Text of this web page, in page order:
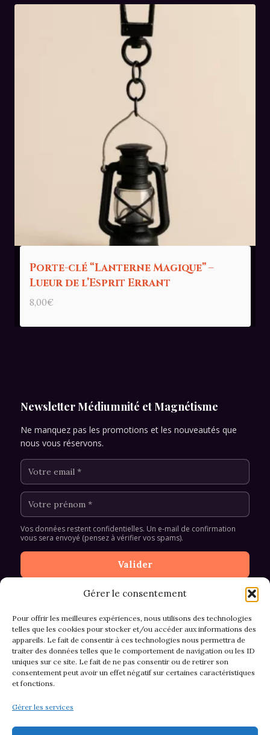
Gérer le consentement
Pour offrir les meilleures expériences, nous utilisons des technologies
telles que les cookies pour stocker et/ou accéder aux informations des
appareils. Le fait de consentir à ces technologies nous permettra de
traiter des données telles que le comportement de navigation ou les ID
uniques sur ce site. Le fait de ne pas consentir ou de retirer son
consentement peut avoir un effet négatif sur certaines caractéristiques
et fonctions.
Gérer les services
Porte-clé “Lanterne Magique” –
Lueur de l’Esprit Errant
8,00€
Newsletter Médiumnité et Magnétisme
Ne manquez pas les promotions et les nouveautés que
nous vous réservons.
Vos données restent confidentielles. Un e-mail de confirmation
vous sera envoyé (pensez à vérifier vos spams).
CGV et Retours